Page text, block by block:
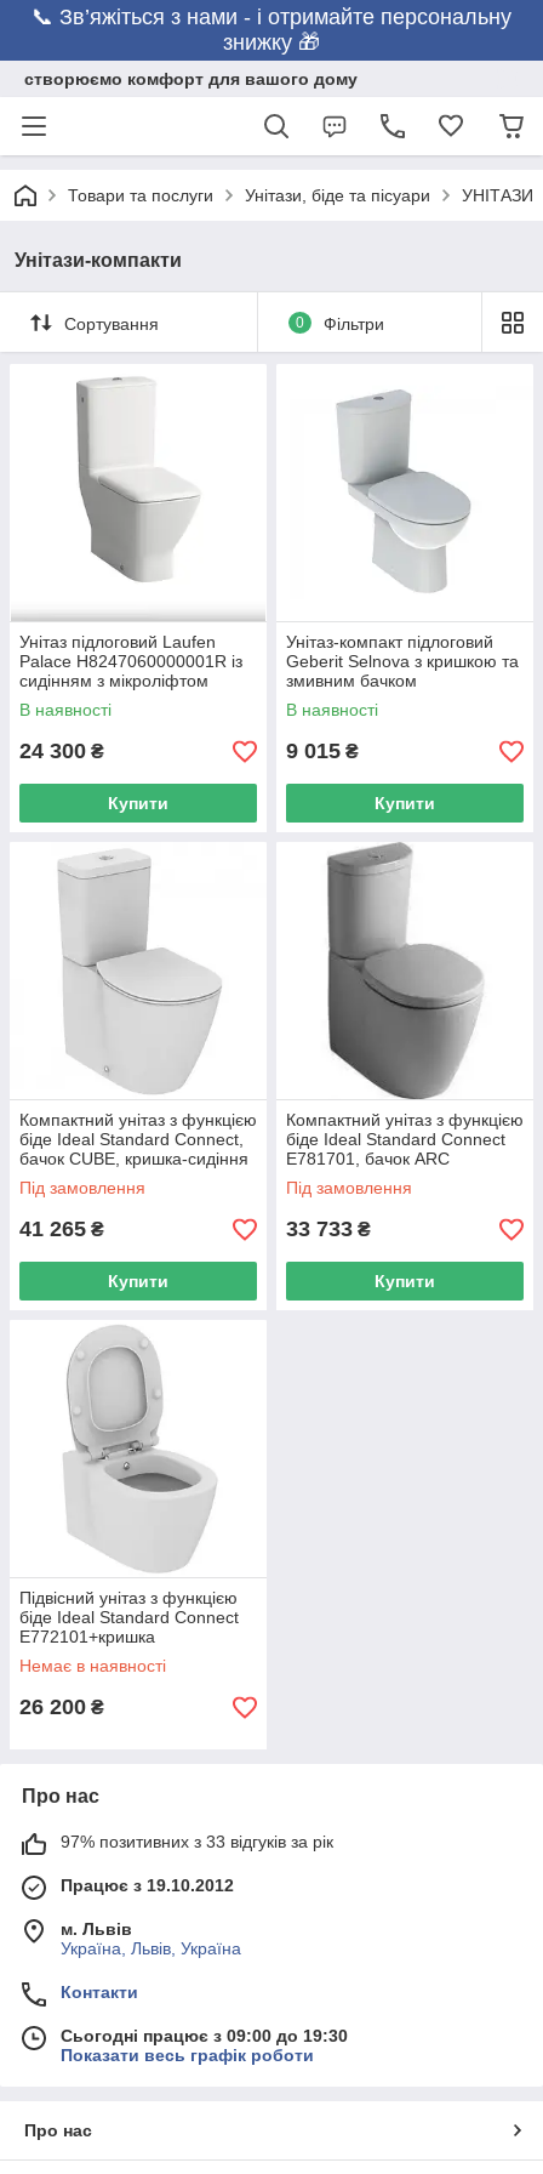
📞 Зв’яжіться з нами - і отримайте персональну
знижку 🎁
створюємо комфорт для вашого дому
Товари та послуги Унітази, біде та пісуари УНІТАЗИ
Унітази-компакти
Сортування 0 Фільтри
Унітаз підлоговий Laufen
Palace H8247060000001R із
сидінням з мікроліфтом
В наявності
24 300 ₴
Купити
Унітаз-компакт підлоговий
Geberit Selnova з кришкою та
змивним бачком
(501.753.00.1)
В наявності
9 015 ₴
Купити
Компактний унітаз з функцією
біде Ideal Standard Connect,
бачок CUBE, кришка-сидіння
з мікроліфтом
Під замовлення
41 265 ₴
Купити
Компактний унітаз з функцією
біде Ideal Standard Connect
E781701, бачок ARC
Під замовлення
33 733 ₴
Купити
Підвісний унітаз з функцією
біде Ideal Standard Connect
E772101+кришка
Немає в наявності
26 200 ₴
Про нас
97% позитивних з 33 відгуків за рік
Працює з 19.10.2012
м. Львів
Україна, Львів, Україна
Контакти
Сьогодні працює з 09:00 до 19:30
Показати весь графік роботи
Про нас